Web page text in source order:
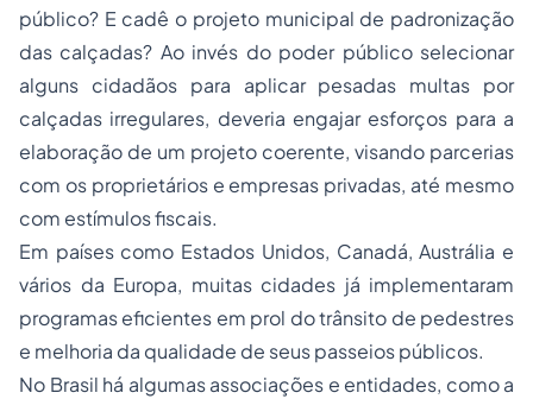
público? E cadê o projeto municipal de padronização
das calçadas? Ao invés do poder público selecionar
alguns cidadãos para aplicar pesadas multas por
calçadas irregulares, deveria engajar esforços para a
elaboração de um projeto coerente, visando parcerias
com os proprietários e empresas privadas, até mesmo
com estímulos fiscais.
Em países como Estados Unidos, Canadá, Austrália e
vários da Europa, muitas cidades já implementaram
programas eficientes em prol do trânsito de pedestres
e melhoria da qualidade de seus passeios públicos.
No Brasil há algumas associações e entidades, como a